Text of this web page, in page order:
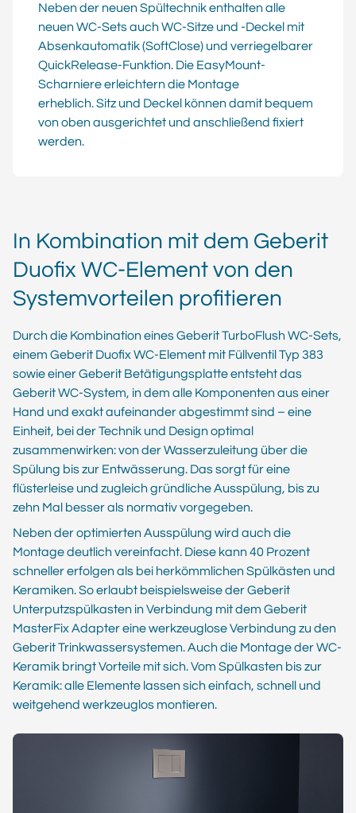
Neben der neuen Spültechnik enthalten alle
neuen WC-Sets auch WC-Sitze und -Deckel mit
Absenkautomatik (SoftClose) und verriegelbarer
QuickRelease-Funktion. Die EasyMount-
Scharniere erleichtern die Montage
erheblich. Sitz und Deckel können damit bequem
von oben ausgerichtet und anschließend fixiert
werden.
In Kombination mit dem Geberit
Duofix WC-Element von den
Systemvorteilen profitieren
Durch die Kombination eines Geberit TurboFlush WC-Sets,
einem Geberit Duofix WC-Element mit Füllventil Typ 383
sowie einer Geberit Betätigungsplatte entsteht das
Geberit WC-System, in dem alle Komponenten aus einer
Hand und exakt aufeinander abgestimmt sind – eine
Einheit, bei der Technik und Design optimal
zusammenwirken: von der Wasserzuleitung über die
Spülung bis zur Entwässerung. Das sorgt für eine
flüsterleise und zugleich gründliche Ausspülung, bis zu
zehn Mal besser als normativ vorgegeben.
Neben der optimierten Ausspülung wird auch die
Montage deutlich vereinfacht. Diese kann 40 Prozent
schneller erfolgen als bei herkömmlichen Spülkästen und
Keramiken. So erlaubt beispielsweise der Geberit
Unterputzspülkasten in Verbindung mit dem Geberit
MasterFix Adapter eine werkzeuglose Verbindung zu den
Geberit Trinkwassersystemen. Auch die Montage der WC-
Keramik bringt Vorteile mit sich. Vom Spülkasten bis zur
Keramik: alle Elemente lassen sich einfach, schnell und
weitgehend werkzeuglos montieren.